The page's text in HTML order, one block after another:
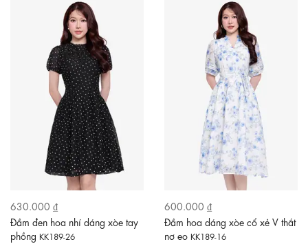
630.000 ₫
Đầm đen hoa nhí dáng xòe tay
phồng KK189-26
600.000 ₫
Đầm hoa dáng xòe cổ xẻ V thắt
nơ eo KK189-16